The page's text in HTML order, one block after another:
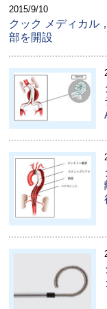
2015/9/10
クック メディカル
部を開設